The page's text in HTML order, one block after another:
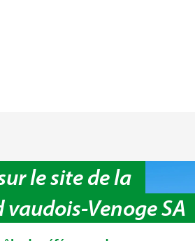
le site de la
vaudois-Venoge SA